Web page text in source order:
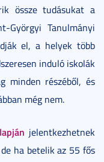
össze tudásukat a
Györgyi Tanulmányi
el, a helyek több
induló iskolák
minden részéből, és
még nem.
jelentkezhetnek
ha betelik az 55 fős